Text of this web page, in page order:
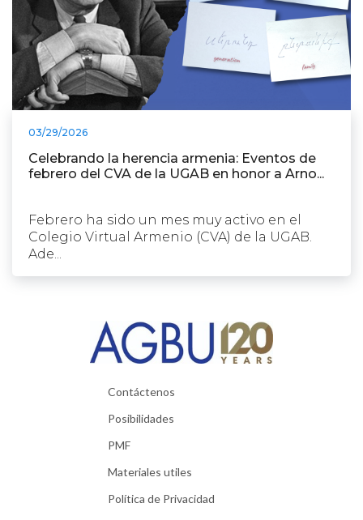
03/29/2026
Celebrando la herencia armenia: Eventos de
febrero del CVA de la UGAB en honor a Arno...
Febrero ha sido un mes muy activo en el
Colegio Virtual Armenio (CVA) de la UGAB.
Ade...
Contáctenos
Posibilidades
PMF
Materiales utiles
Política de Privacidad